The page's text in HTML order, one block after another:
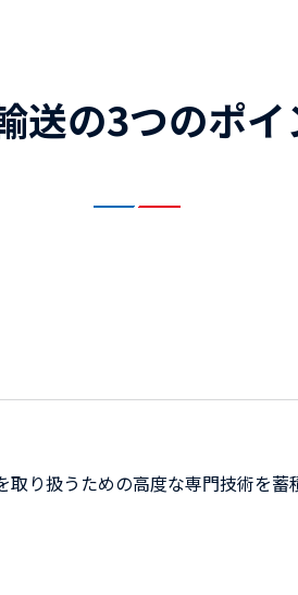
送の3つのポイ
り扱うための高度な専門技術を